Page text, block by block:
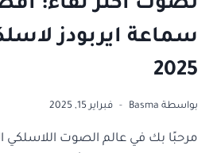
سماعة ايربودز
2025
بواسطة Basma فبراير 15, 2025
مرحبًا بك في عالم الصوت اللاسلكي